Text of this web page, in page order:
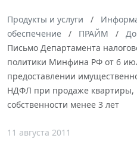
Продукты и услуги
обеспечение
ПРАЙМ
Письмо Департамента
политики Минфина РФ от 6
предоставлении
НДФЛ при продаже квартиры,
собственности менее 3 лет
11 августа 2011